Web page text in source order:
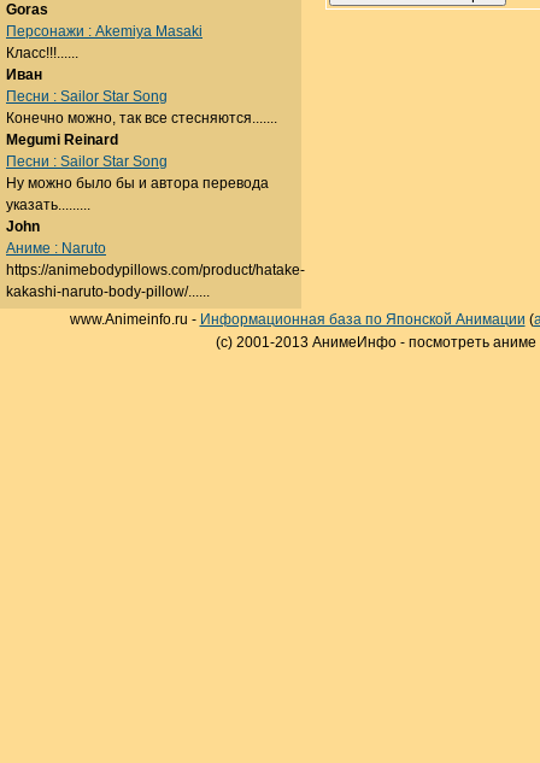
Goras
Персонажи : Akemiya Masaki
Класс!!!......
Иван
Песни : Sailor Star Song
Конечно можно, так все стесняются.......
Megumi Reinard
Песни : Sailor Star Song
Ну можно было бы и автора перевода
указать.........
John
Аниме : Naruto
https://animebodypillows.com/product/hatake-
kakashi-naruto-body-pillow/......
www.Animeinfo.ru - Информационная база по Японской Анимации (
(c) 2001-2013 АнимеИнфо - посмотреть аниме